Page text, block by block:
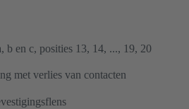
b en c, posities 13, 14, ..., 19, 20
met verlies van contacten